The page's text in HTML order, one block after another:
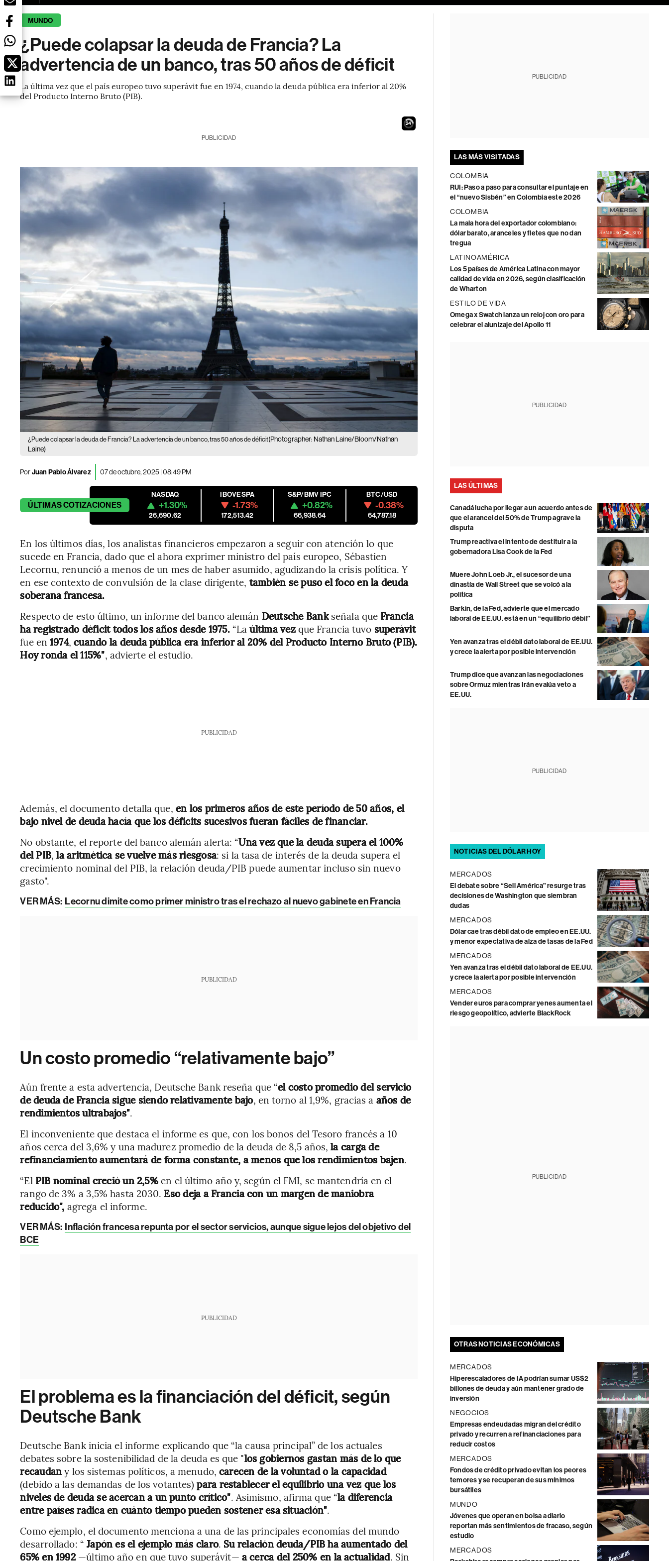
MUNDO
¿Puede colapsar la deuda de Francia? La
advertencia de un banco, tras 50 años de déficit
La última vez que el país europeo tuvo superávit fue en 1974, cuando la deuda pública era inferior al 20%
del Producto Interno Bruto (PIB).
23
PUBLICIDAD
¿Puede colapsar la deuda de Francia? La advertencia de un banco, tras 50 años de déficit(Photographer: Nathan Laine/Bloom/Nathan
Laine)
PorJuan Pablo Álvarez 07 de octubre, 2025 | 08:49 PM
ÚLTIMASCOTIZACIONES
NASDAQ
+1.30%
26,690.62
IBOVESPA
-1.73%
172,513.42
S&P/BMV IPC
+0.82%
66,938.64
BTC/USD
-0.38%
64,787.18
En los últimos días, los analistas financieros empezaron a seguir con atención lo que
sucede en Francia, dado que el ahora exprimer ministro del país europeo, Sébastien
Lecornu, renunció a menos de un mes de haber asumido, agudizando la crisis política. Y
en ese contexto de convulsión de la clase dirigente, también se puso el foco en la deuda
soberana francesa.
Respecto de esto último, un informe del banco alemán Deutsche Bankseñala que Francia
ha registrado déficit todos los años desde 1975.“Laúltima vezque Francia tuvo superávit
fue en1974,cuando la deuda pública era inferior al 20% del Producto Interno Bruto (PIB).
Hoy ronda el 115%", advierte el estudio.
PUBLICIDAD
Además, el documento detalla que, en los primeros años de este período de 50 años, el
bajo nivel de deuda hacía que los déficits sucesivos fueran fáciles de financiar.
No obstante, el reporte del banco alemán alerta: “Una vez que la deuda supera el 100%
del PIB, la aritmética se vuelve más riesgosa: si la tasa de interés de la deuda supera el
crecimiento nominal del PIB, la relación deuda/PIB puede aumentar incluso sin nuevo
gasto".
VER MÁS: Lecornu dimite como primer ministro tras el rechazo al nuevo gabinete en Francia
PUBLICIDAD
Un costo promedio “relativamente bajo”
Aún frente a esta advertencia, Deutsche Bank reseña que “el costo promedio del servicio
de deuda de Francia sigue siendo relativamente bajo, en torno al 1,9%, gracias a años de
rendimientos ultrabajos".
El inconveniente que destaca el informe es que, con los bonos del Tesoro francés a 10
años cerca del 3,6% y una madurez promedio de la deuda de 8,5 años,la carga de
refinanciamiento aumentará de forma constante, a menos que los rendimientos bajen.
“El PIB nominal creció un 2,5%en el último año y, según el FMI, se mantendría en el
rango de 3% a 3,5% hasta 2030. Eso deja a Francia con un margen de maniobra
reducido", agrega el informe.
VER MÁS: Inflación francesa repunta por el sector servicios, aunque sigue lejos del objetivo del
BCE
PUBLICIDAD
El problema es la financiación del déficit, según
Deutsche Bank
Deutsche Bank inicia el informe explicando que “la causa principal” de los actuales
debates sobre la sostenibilidad de la deuda es que "los gobiernos gastan más de lo que
recaudany los sistemas políticos, a menudo, carecen de la voluntad o la capacidad
(debido a las demandas de los votantes)para restablecer el equilibrio una vez que los
niveles de deuda se acercan a un punto crítico". Asimismo, afirma que “la diferencia
entre países radica en cuánto tiempo pueden sostener esa situación".
Como ejemplo, el documento menciona a una de las principales economías del mundo
desarrollado: “ Japón es el ejemplo más claro. Su relación deuda/PIB ha aumentado del
65% en 1992 —último año en que tuvo superávit— a cerca del 250% en la actualidad. Sin
PUBLICIDAD
LAS MÁS VISITADAS
COLOMBIA
RUI: Paso a paso para consultar el puntaje en
el “nuevo Sisbén” en Colombia este 2026
COLOMBIA
La mala hora del exportador colombiano:
dólar barato, aranceles y fletes que no dan
tregua
LATINOAMÉRICA
Los 5 países de América Latina con mayor
calidad de vida en 2026, según clasificación
de Wharton
ESTILO DE VIDA
Omega x Swatch lanza un reloj con oro para
celebrar el alunizaje del Apollo 11
PUBLICIDAD
LAS ÚLTIMAS
Canadá lucha por llegar a un acuerdo antes de
que el arancel del 50% de Trump agrave la
disputa
Trump reactiva el intento de destituir a la
gobernadora Lisa Cook de la Fed
Muere John Loeb Jr., el sucesor de una
dinastía de Wall Street que se volcó a la
política
Barkin, de la Fed, advierte que el mercado
laboral de EE.UU. está en un “equilibrio débil”
Yen avanza tras el débil dato laboral de EE.UU.
y crece la alerta por posible intervención
Trump dice que avanzan las negociaciones
sobre Ormuz mientras Irán evalúa veto a
EE.UU.
PUBLICIDAD
NOTICIAS DEL DÓLAR HOY
MERCADOS
El debate sobre “Sell América” resurge tras
decisiones de Washington que siembran
dudas
MERCADOS
Dólar cae tras débil dato de empleo en EE.UU.
y menor expectativa de alza de tasas de la Fed
MERCADOS
Yen avanza tras el débil dato laboral de EE.UU.
y crece la alerta por posible intervención
MERCADOS
Vender euros para comprar yenes aumenta el
riesgo geopolítico, advierte BlackRock
PUBLICIDAD
OTRAS NOTICIAS ECONÓMICAS
MERCADOS
Hiperescaladores de IA podrían sumar US$2
billones de deuda y aún mantener grado de
inversión
NEGOCIOS
Empresas endeudadas migran del crédito
privado y recurren a refinanciaciones para
reducir costos
MERCADOS
Fondos de crédito privado evitan los peores
temores y se recuperan de sus mínimos
bursátiles
MUNDO
Jóvenes que operan en bolsa a diario
reportan más sentimientos de fracaso, según
estudio
MERCADOS